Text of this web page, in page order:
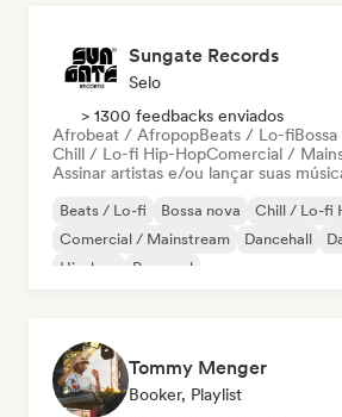
Sungate Records
Selo
> 1300 feedbacks enviados
Afrobeat / AfropopBeats / Lo-fi
Chill / Lo-fi Hip-HopComercial /
Assinar artistas e/ou lançar suas
Beats / Lo-fi Bossa nova
Chill / Lo-fi
Comercial / Mainstream
Dancehall
Hip-hop
Pop soul
Tommy Menger
Booker, Playlist